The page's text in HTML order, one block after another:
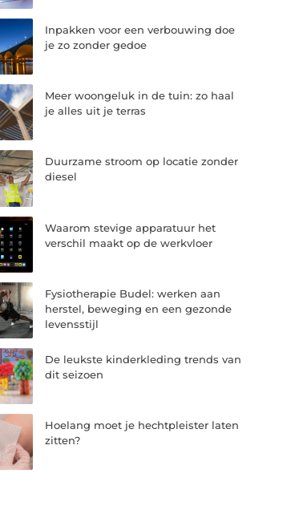
Inpakken voor een verbouwing doe
je zo zonder gedoe
Meer woongeluk in de tuin: zo haal
je alles uit je terras
Duurzame stroom op locatie zonder
diesel
Waarom stevige apparatuur het
verschil maakt op de werkvloer
Fysiotherapie Budel: werken aan
herstel, beweging en een gezonde
levensstijl
De leukste kinderkleding trends van
dit seizoen
Hoelang moet je hechtpleister laten
zitten?